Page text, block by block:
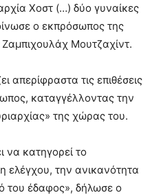
Χοστ (…) δύο γυναίκες
ο εκπρόσωπος της
Μουτζαχίντ.
απερίφραστα τις επιθέσεις
καταγγέλλοντας την
της χώρας του.
να κατηγορεί το
ελέγχου, την ανικανότητα
του έδαφος», δήλωσε ο